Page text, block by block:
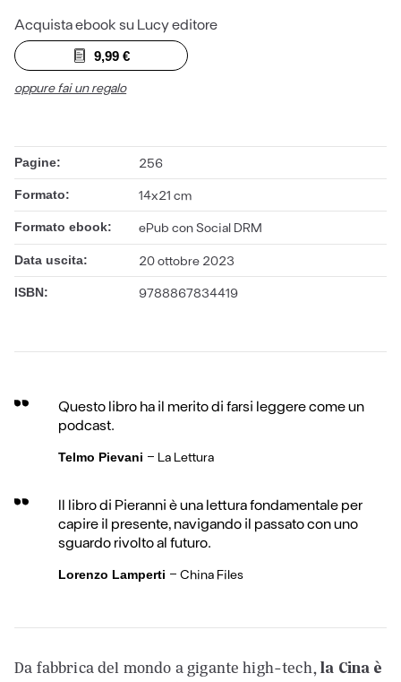
Acquista ebook su Lucy editore
9,99€
oppure fai un regalo
Pagine: 256
Formato: 14x21 cm
Formato ebook: ePub con Social DRM
Data uscita: 20 ottobre 2023
ISBN: 9788867834419
Questo libro ha il merito di farsi leggere come un
podcast.
Telmo Pievani - La Lettura
Il libro di Pieranni è una lettura fondamentale per
capire il presente, navigando il passato con uno
sguardo rivolto al futuro.
Lorenzo Lamperti - China Files
Da fabbrica del mondo a gigante high-tech,la Cina è